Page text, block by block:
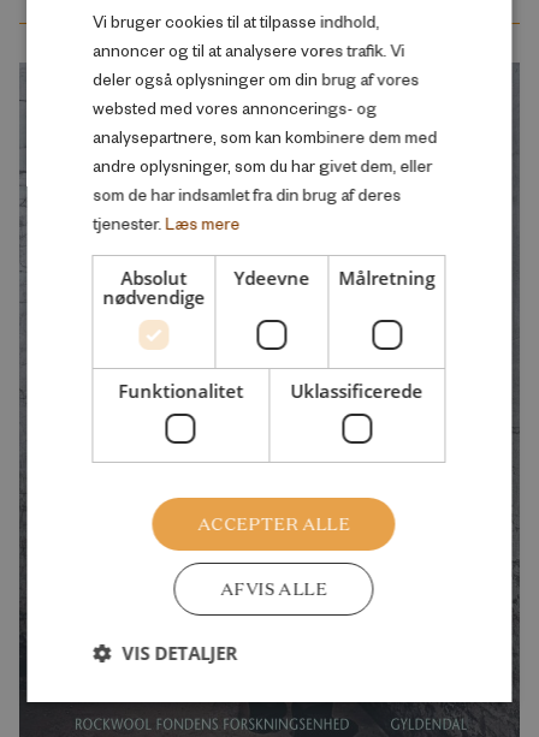
Vi bruger cookies til at tilpasse indhold,
annoncer og til at analysere vores trafik. Vi
deler også oplysninger om din brug af vores
websted med vores annoncerings- og
analysepartnere, som kan kombinere dem med
andre oplysninger, som du har givet dem, eller
som de har indsamlet fra din brug af deres
tjenester. Læs mere
Absolut
nødvendige
Ydeevne Målretning
Funktionalitet Uklassificerede
ACCEPTER ALLE
AFVIS ALLE
VIS DETALJER